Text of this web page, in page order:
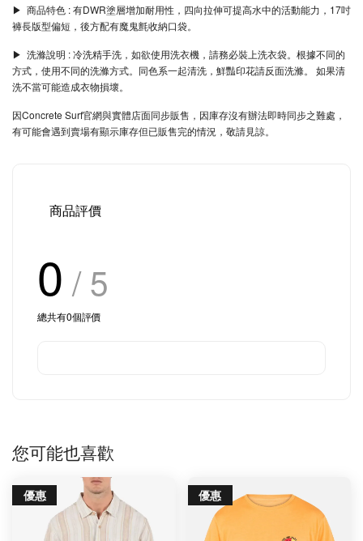
▶︎ 商品特色 : 有DWR塗層增加耐用性，四向拉伸可提高水中的活動能力，17吋
褲長版型偏短，後方配有魔鬼氈收納口袋。
▶︎ 洗滌說明 : 冷洗精手洗，如欲使用洗衣機，請務必裝上洗衣袋。根據不同的
方式，使用不同的洗滌方式。同色系一起清洗，鮮豔印花請反面洗滌。 如果清
洗不當可能造成衣物損壞。
因Concrete Surf官網與實體店面同步販售，因庫存沒有辦法即時同步之難處，
有可能會遇到賣場有顯示庫存但已販售完的情況，敬請見諒。
商品評價
0 / 5
總共有0個評價
您可能也喜歡
優惠 優惠